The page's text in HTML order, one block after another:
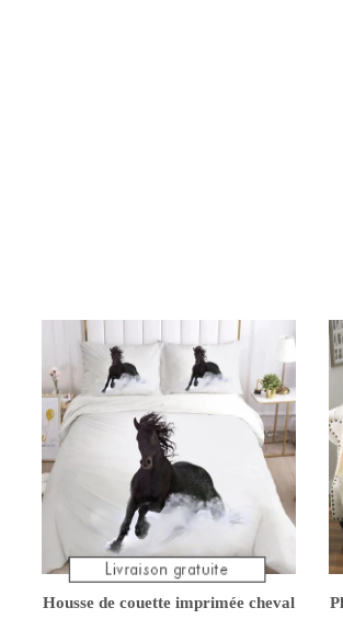
Housse de couette imprimée cheval